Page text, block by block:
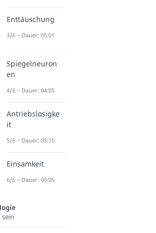
Enttäuschung
3/6 – Dauer: 05:01
Spiegelneuron
en
4/6 – Dauer: 04:05
Antriebslosigke
it
5/6 – Dauer: 05:15
Einsamkeit
6/6 – Dauer: 05:05